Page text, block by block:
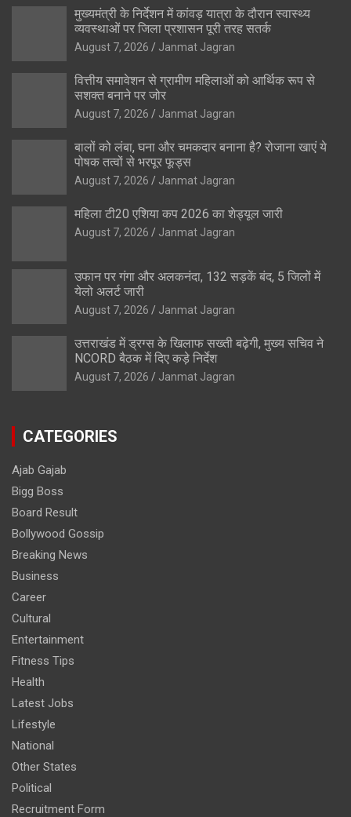
मुख्यमंत्री के निर्देशन में कांवड़ यात्रा के दौरान स्वास्थ्य
व्यवस्थाओं पर जिला प्रशासन पूरी तरह सतर्क
August 7, 2026 Janmat Jagran
वित्तीय समावेशन से ग्रामीण महिलाओं को आर्थिक रूप से
सशक्त बनाने पर जोर
August 7, 2026 Janmat Jagran
बालों को लंबा, घना और चमकदार बनाना है? रोजाना खाएं ये
पोषक तत्वों से भरपूर फूड्स
August 7, 2026 Janmat Jagran
महिला टी20 एशिया कप 2026 का शेड्यूल जारी
August 7, 2026 Janmat Jagran
उफान पर गंगा और अलकनंदा, 132 सड़कें बंद, 5 जिलों में
येलो अलर्ट जारी
August 7, 2026 Janmat Jagran
उत्तराखंड में ड्रग्स के खिलाफ सख्ती बढ़ेगी, मुख्य सचिव ने
NCORD बैठक में दिए कड़े निर्देश
August 7, 2026 Janmat Jagran
CATEGORIES
Ajab Gajab
Bigg Boss
Board Result
Bollywood Gossip
Breaking News
Business
Career
Cultural
Entertainment
Fitness Tips
Health
Latest Jobs
Lifestyle
National
Other States
Political
Recruitment Form